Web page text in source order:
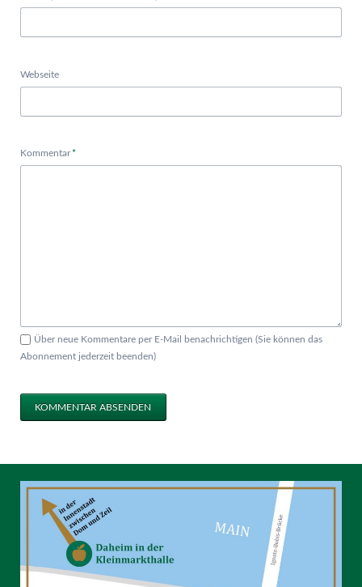
Webseite
Pflichtfeld
Kommentar *
Über neue Kommentare per E-Mail benachrichtigen (Sie können das
Abonnement jederzeit beenden)
KOMMENTAR ABSENDEN